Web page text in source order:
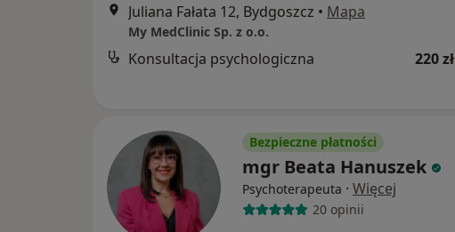
Juliana Fałata 12, Bydgoszcz • Mapa
My MedClinic Sp. z o.o.
Konsultacja psychologiczna 220 zł
Bezpieczne płatności
mgr Beata Hanuszek
Psychoterapeuta · Więcej
20 opinii